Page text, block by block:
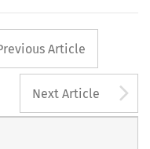
button
Article
Next Article